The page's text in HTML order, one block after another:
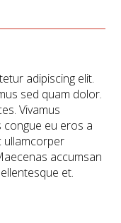
adipiscing elit.
sed quam dolor.
Vivamus
eu eros a
ullamcorper
accumsan
et.